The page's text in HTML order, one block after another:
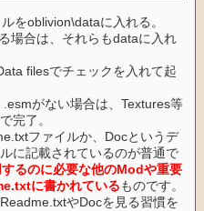
をoblivion\dataに入れる。
場合は、それらもdataに入れ
filesでチェックを入れて起
がない場合は、Textures等
完了。
ファイルか、Docというデ
に記載されているのが普通で
るのに必要な他のModや重要
に書かれているものです。
やDocを見る習慣を